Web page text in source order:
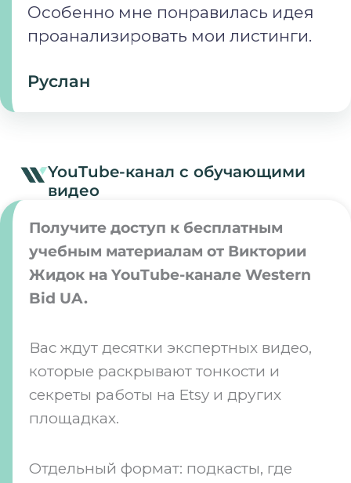
Особенно мне понравилась идея
проанализировать мои листинги.
Руслан
YouTube-канал с обучающими
видео
Получите доступ к бесплатным
учебным материалам от Виктории
Жидок на YouTube-канале Western
Bid UA.
Вас ждут десятки экспертных видео,
которые раскрывают тонкости и
секреты работы на Etsy и других
площадках.
Отдельный формат: подкасты, где